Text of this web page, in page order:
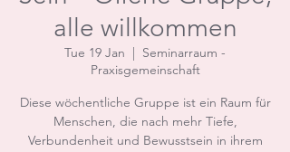
alle willkommen
Tue 19 Jan
  |
Seminarraum -
Praxisgemeinschaft
Diese wöchentliche Gruppe ist ein Raum für
Menschen, die nach mehr Tiefe,
Verbundenheit und Bewusstsein in ihrem